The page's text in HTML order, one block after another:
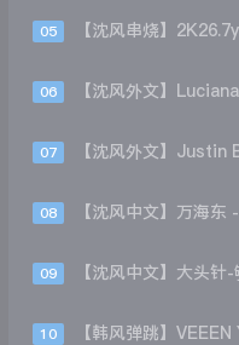
05
06
07
08
09 【沈风中文】大头
10